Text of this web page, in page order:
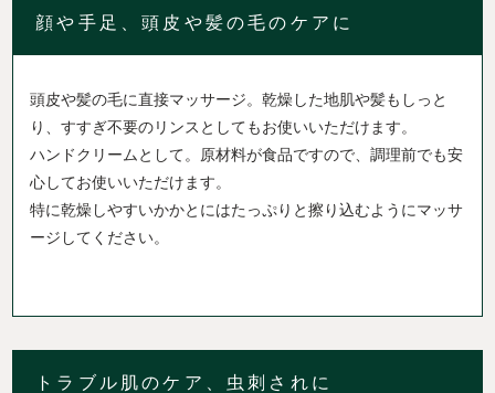
顔や手足、頭皮や髪の毛のケアに
頭皮や髪の毛に直接マッサージ。乾燥した地肌や髪もしっと
り、すすぎ不要のリンスとしてもお使いいただけます。
ハンドクリームとして。原材料が食品ですので、調理前でも安
心してお使いいただけます。
特に乾燥しやすいかかとにはたっぷりと擦り込むようにマッサ
ージしてください。
トラブル肌のケア、虫刺されに